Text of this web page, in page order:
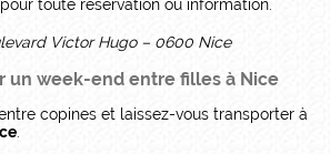
toute réservation ou information.
Victor Hugo – 0600 Nice
un week-end entre filles à Nice
copines et laissez-vous transporter à